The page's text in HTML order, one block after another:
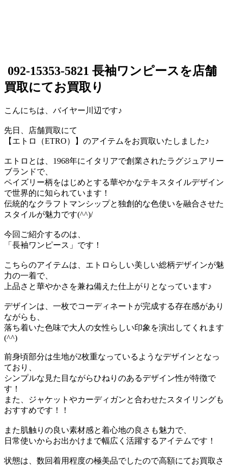
092-15353-5821 長袖ワンピースを店舗
買取にてお買取り
こんにちは、バイヤー川辺です♪
先日、店舗買取にて
【エトロ（ETRO）】のアイテムをお買取いたしました♪
エトロとは、1968年にイタリアで創業されたラグジュアリー
ブランドで、
ペイズリー柄をはじめとする華やかなテキスタイルデザイン
で世界的に知られています！
伝統的なクラフトマンシップと独創的な色使いを融合させた
スタイルが魅力です(^^)/
今回ご紹介するのは、
「長袖ワンピース」です！
こちらのアイテムは、エトロらしい美しい総柄デザインが魅
力の一着で、
上品さと華やかさを兼ね備えた仕上がりとなっています♪
デザインは、一枚でコーディネートが完成する存在感があり
ながらも、
落ち着いた色味で大人の女性らしい印象を演出してくれます
(^^)
前身頃部分は生地が2枚重なっているようなデザインとなっ
ており、
シンプルな見た目ながらひねりのあるデザイン性が特徴で
す！
また、ジャケットやカーディガンと合わせたスタイリングも
おすすめです！！
また肌触りの良い素材感と着心地の良さも魅力で、
日常使いからお出かけまで幅広く活躍するアイテムです！
状態は、数回着用程度の極美品でしたので高額にてお買取さ